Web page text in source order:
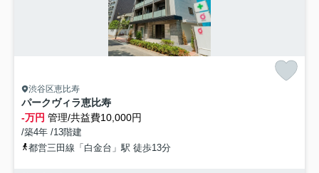
渋谷区恵比寿
パークヴィラ恵比寿
-万円 管理/共益費10,000円
/築4年 /13階建
都営三田線「白金台」駅 徒歩13分